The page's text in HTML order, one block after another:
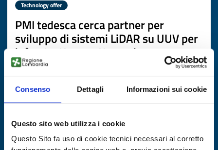
Consenso Dettagli Informazioni sui cookie
Questo sito web utilizza i cookie
Questo Sito fa uso di cookie tecnici necessari al corretto
Technology offer
PMI tedesca cerca partner per
sviluppo di sistemi LiDAR su UUV per
infrastrutture sottomarine
ID: TODE20260302010